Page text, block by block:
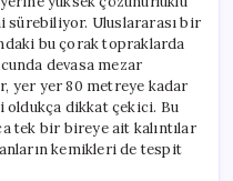
Uluslararası bir
bu çorak topraklarda
devasa mezar
yer yer 80 metreye kadar
dikkat çekici. Bu
tek bir bireye ait kalıntılar
kemikleri de tespit